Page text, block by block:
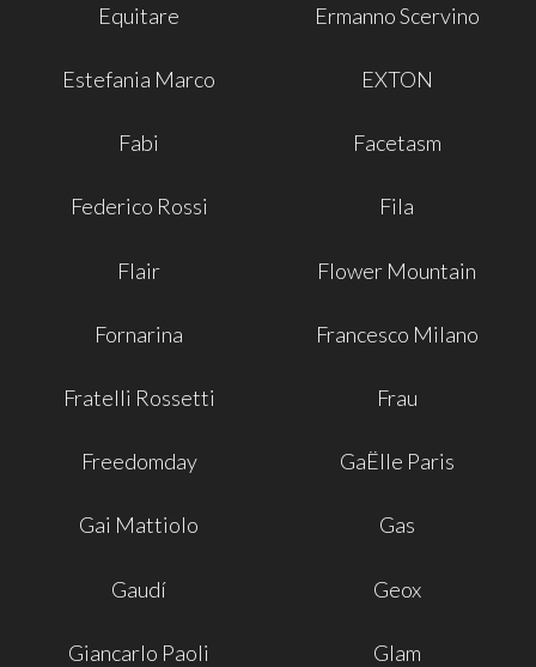
Equitare Ermanno Scervino
Estefania Marco EXTON
Fabi Facetasm
Federico Rossi Fila
Flair Flower Mountain
Fornarina Francesco Milano
Fratelli Rossetti Frau
Freedomday GaËlle Paris
Gai Mattiolo Gas
Gaudí Geox
Giancarlo Paoli Glam